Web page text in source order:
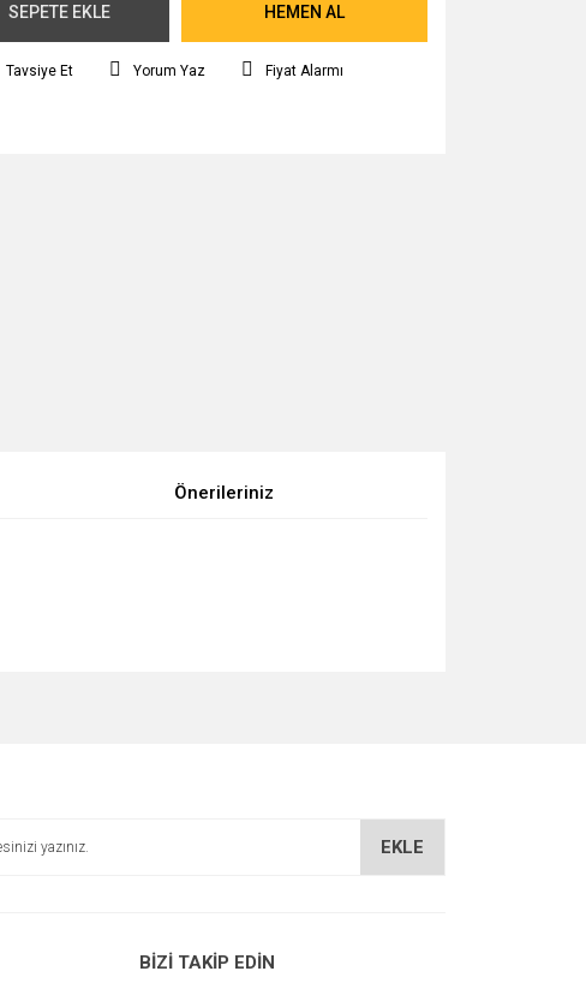
SEPETE EKLE HEMEN AL
Tavsiye Et Yorum Yaz Fiyat Alarmı
Önerileriniz
EKLE
BİZİ TAKİP EDİN